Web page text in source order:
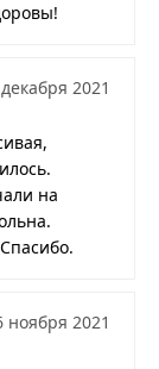
2021
на
ноября 2021